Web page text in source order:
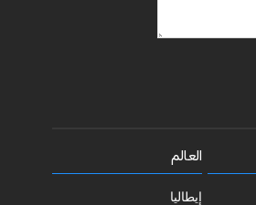
العالم
إيطاليا